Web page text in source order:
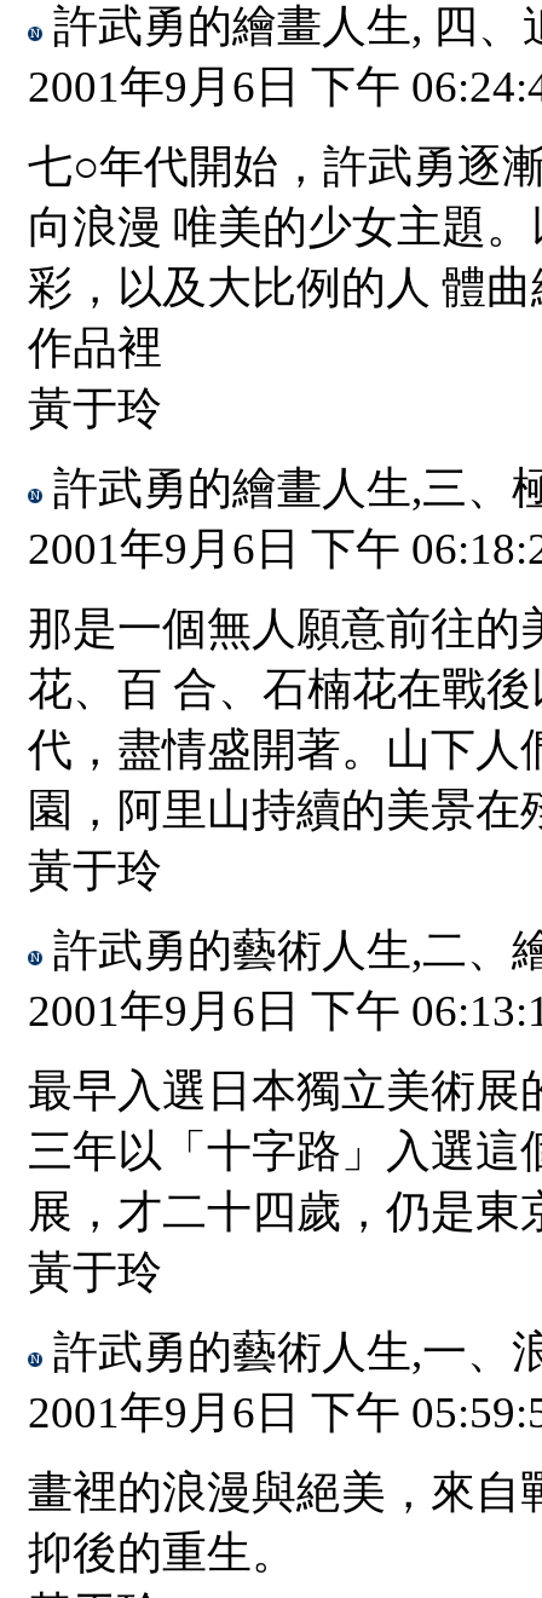
許武勇的繪畫人生, 四、
2001年9月6日 下午
七○年代開始，許武勇逐
向浪漫 唯美的少女主題
彩，以及大比例的人 體
作品裡
黃于玲
許武勇的繪畫人生,三、
2001年9月6日 下午
那是一個無人願意前往的
花、百 合、石楠花在戰
代，盡情盛開著。山下人
園，阿里山持續的美景在
黃于玲
許武勇的藝術人生,二、
2001年9月6日 下午
最早入選日本獨立美術展
三年以「十字路」入選
展，才二十四歲，仍是
黃于玲
許武勇的藝術人生,一、
2001年9月6日 下午
畫裡的浪漫與絕美，來自
抑後的重生。